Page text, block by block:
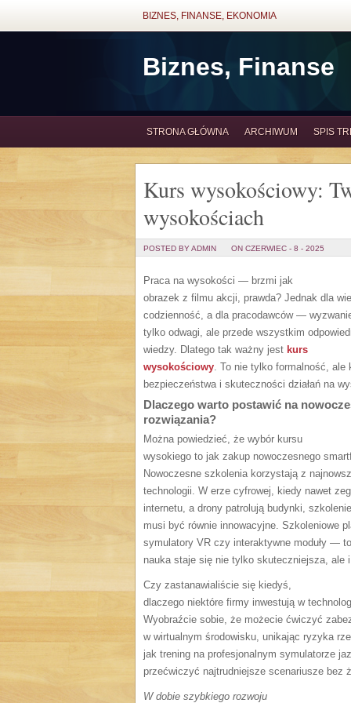
BIZNES, FINANSE, EKONOMIA
Biznes, Finanse
STRONA GŁÓWNA ARCHIWUM SPIS
Kurs wysokościowy:
wysokościach
POSTED BY ADMIN ON CZERWIEC - 8 - 2025
Praca na wysokości — brzmi jak
obrazek z filmu akcji, prawda? Jednak dla
codzienność, a dla pracodawców —
tylko odwagi, ale przede wszystkim
wiedzy. Dlatego tak ważny jest kurs
wysokościowy. To nie tylko formalność, ale
bezpieczeństwa i skuteczności działań na
Dlaczego warto postawić na
rozwiązania?
Można powiedzieć, że wybór kursu
wysokiego to jak zakup nowoczesnego
Nowoczesne szkolenia korzystają z
technologii. W erze cyfrowej, kiedy nawet
internetu, a drony patrolują budynki,
musi być równie innowacyjne. Szkoleniowe
symulatory VR czy interaktywne moduły —
nauka staje się nie tylko skuteczniejsza, ale
Czy zastanawialiście się kiedyś,
dlaczego niektóre firmy inwestują w
Wyobraźcie sobie, że możecie ćwiczyć
w wirtualnym środowisku, unikając ryzyka
jak trening na profesjonalnym symulatorze
przećwiczyć najtrudniejsze scenariusze bez
W dobie szybkiego rozwoju